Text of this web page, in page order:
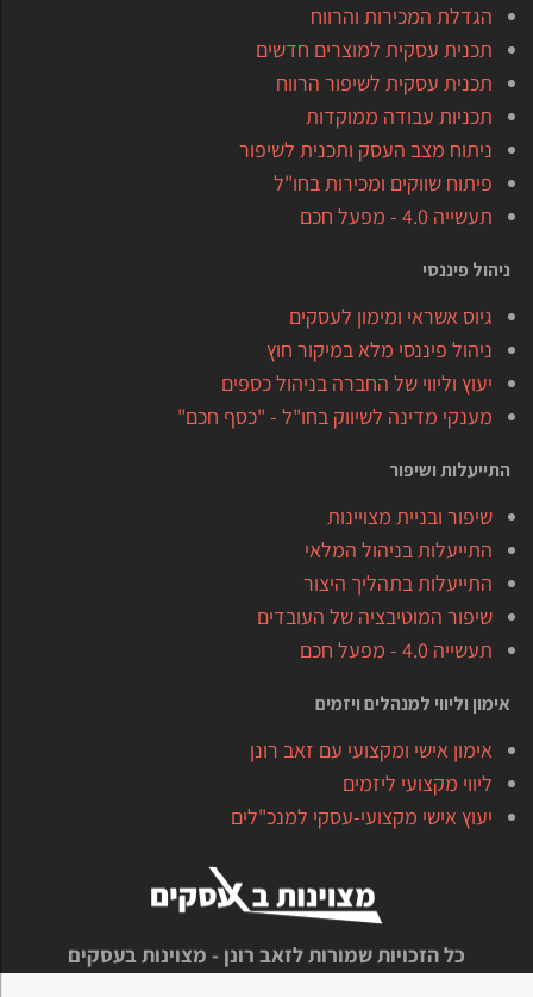
הגדלת המכירות והרווח
תכנית עסקית למוצרים חדשים
תכנית עסקית לשיפור הרווח
תכניות עבודה ממוקדות
ניתוח מצב העסק ותכנית לשיפור
פיתוח שווקים ומכירות בחו"ל
תעשייה 4.0 - מפעל חכם
ניהול פיננסי
גיוס אשראי ומימון לעסקים
ניהול פיננסי מלא במיקור חוץ
יעוץ וליווי של החברה בניהול כספים
מענקי מדינה לשיווק בחו"ל - "כסף חכם"
התייעלות ושיפור
שיפור ובניית מצויינות
התייעלות בניהול המלאי
התייעלות בתהליך היצור
שיפור המוטיבציה של העובדים
תעשייה 4.0 - מפעל חכם
אימון וליווי למנהלים ויזמים
אימון אישי ומקצועי עם זאב רונן
ליווי מקצועי ליזמים
יעוץ אישי מקצועי-עסקי למנכ"לים
כל הזכויות שמורות לזאב רונן - מצוינות בעסקים